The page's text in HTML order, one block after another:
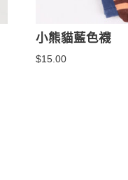
小熊貓藍色襪
$15.00